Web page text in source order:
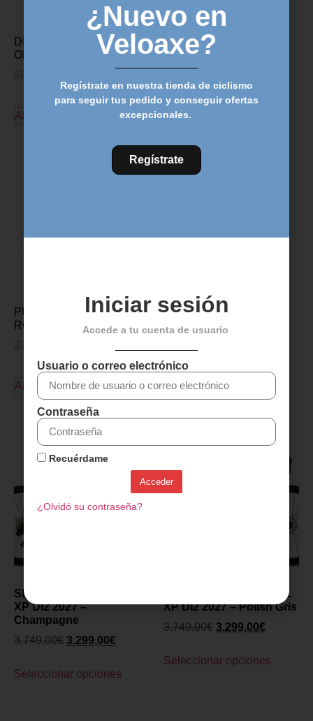
DIRECCION MTB FSA
ORBIT C-40 1.1/8 – 1.5
Añadir al carrito
PUÑOS MTB SRAM –
BLANCO
Añadir al carrito
PUÑOS MTB SRAM –
ROJO
Añadir al carrito
Descubre más productos
SENSA GIULIA GRAVEL
XP DI2 2027 –
Champagne
3.749,00€ 3.299,00€
Seleccionar opciones
SENSA GIULIA GRAVEL
XP DI2 2027 – Polish Gris
3.749,00€ 3.299,00€
Seleccionar opciones
¿Nuevo en
Veloaxe?
Regístrate en nuestra tienda de ciclismo
para seguir tus pedido y conseguir ofertas
excepcionales.
Regístrate
Iniciar sesión
Accede a tu cuenta de usuario
Usuario o correo electrónico
Contraseña
Recuérdame
Acceder
¿Olvidó su contraseña?